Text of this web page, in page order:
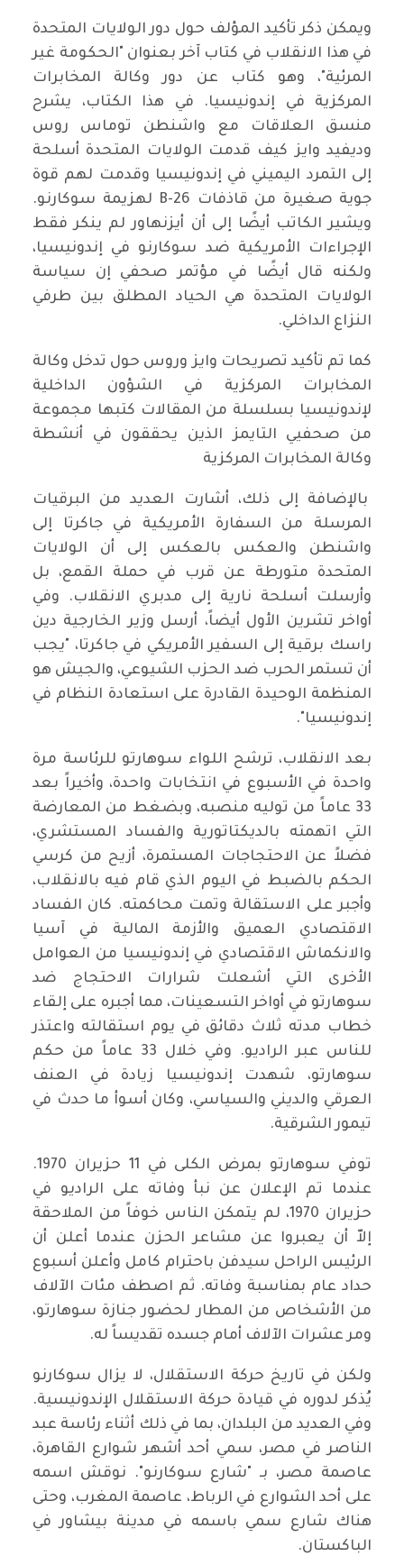
ويمكن ذكر تأكيد المؤلف حول دور الولايات المتحدة
في هذا الانقلاب في كتاب آخر بعنوان "الحكومة غير
المرئية"، وهو كتاب عن دور وكالة المخابرات
المركزية في إندونيسيا. في هذا الكتاب، يشرح
منسق العلاقات مع واشنطن توماس روس
وديفيد وايز كيف قدمت الولايات المتحدة أسلحة
إلى التمرد اليميني في إندونيسيا وقدمت لهم قوة
جوية صغيرة من قاذفات B-26 لهزيمة سوكارنو.
ويشير الكاتب أيضًا إلى أن أيزنهاور لم ينكر فقط
الإجراءات الأمريكية ضد سوكارنو في إندونيسيا،
ولكنه قال أيضًا في مؤتمر صحفي إن سياسة
الولايات المتحدة هي الحياد المطلق بين طرفي
النزاع الداخلي.
كما تم تأكيد تصريحات وايز وروس حول تدخل وكالة
المخابرات المركزية في الشؤون الداخلية
لإندونيسيا بسلسلة من المقالات كتبها مجموعة
من صحفيي التايمز الذين يحققون في أنشطة
وكالة المخابرات المركزية
بالإضافة إلى ذلك، أشارت العديد من البرقيات
المرسلة من السفارة الأمريكية في جاكرتا إلى
واشنطن والعكس بالعكس إلى أن الولايات
المتحدة متورطة عن قرب في حملة القمع، بل
وأرسلت أسلحة نارية إلى مدبري الانقلاب. وفي
أواخر تشرين الأول أيضاً، أرسل وزير الخارجية دين
راسك برقية إلى السفير الأمريكي في جاكرتا، "يجب
أن تستمر الحرب ضد الحزب الشيوعي، والجيش هو
المنظمة الوحيدة القادرة على استعادة النظام في
إندونيسيا".
بعد الانقلاب، ترشح اللواء سوهارتو للرئاسة مرة
واحدة في الأسبوع في انتخابات واحدة، وأخيراً بعد
33 عاماً من توليه منصبه، وبضغط من المعارضة
التي اتهمته بالديكتاتورية والفساد المستشري،
فضلاً عن الاحتجاجات المستمرة، أزيح من كرسي
الحكم بالضبط في اليوم الذي قام فيه بالانقلاب،
وأجبر على الاستقالة وتمت محاكمته. كان الفساد
الاقتصادي العميق والأزمة المالية في آسيا
والانكماش الاقتصادي في إندونيسيا من العوامل
الأخرى التي أشعلت شرارات الاحتجاج ضد
سوهارتو في أواخر التسعينات، مما أجبره على إلقاء
خطاب مدته ثلاث دقائق في يوم استقالته واعتذر
للناس عبر الراديو. وفي خلال 33 عاماً من حكم
سوهارتو، شهدت إندونيسيا زيادة في العنف
العرقي والديني والسياسي، وكان أسوأ ما حدث في
تيمور الشرقية.
توفي سوهارتو بمرض الكلى في 11 حزيران 1970.
عندما تم الإعلان عن نبأ وفاته على الراديو في
حزيران 1970، لم يتمكن الناس خوفاً من الملاحقة
إلاّ أن يعبروا عن مشاعر الحزن عندما أعلن أن
الرئيس الراحل سيدفن باحترام كامل وأعلن أسبوع
حداد عام بمناسبة وفاته. ثم اصطف مئات الآلاف
من الأشخاص من المطار لحضور جنازة سوهارتو،
ومر عشرات الآلاف أمام جسده تقديساً له.
ولكن في تاريخ حركة الاستقلال، لا يزال سوكارنو
يُذكر لدوره في قيادة حركة الاستقلال الإندونيسية.
وفي العديد من البلدان، بما في ذلك أثناء رئاسة عبد
الناصر في مصر، سمي أحد أشهر شوارع القاهرة،
عاصمة مصر، بـ "شارع سوكارنو". نوقش اسمه
على أحد الشوارع في الرباط، عاصمة المغرب، وحتى
هناك شارع سمي باسمه في مدينة بيشاور في
الباكستان.